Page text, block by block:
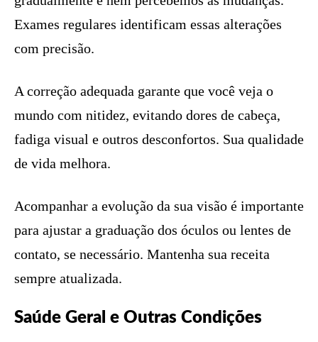
Exames regulares identificam essas alterações
com precisão.
A correção adequada garante que você veja o
mundo com nitidez, evitando dores de cabeça,
fadiga visual e outros desconfortos. Sua qualidade
de vida melhora.
Acompanhar a evolução da sua visão é importante
para ajustar a graduação dos óculos ou lentes de
contato, se necessário. Mantenha sua receita
sempre atualizada.
Saúde Geral e Outras Condições